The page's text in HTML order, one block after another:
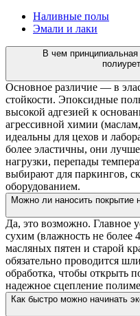
Наливные полы
Эмали и лаки
В чем
Основное различие — в
стойкости. Эпоксидные
высокой адгезией к
агрессивной химии
идеальны для цехов и
более эластичны, они
нагрузки, перепады
выбирают для паркингов,
оборудованием.
Можно ли наносить покрытие
Да, это возможно. Главное
сухим (влажность не
масляных пятен и старой
обязательно проводится
обработка, чтобы открыть
надежное сцепление
Как быстро можно начинать